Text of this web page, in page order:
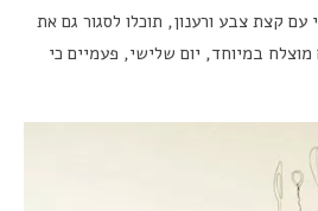
קצת צבע ורענון, תוכלו לסגור גם את
במיוחד, יום שלישי, פעמיים כי